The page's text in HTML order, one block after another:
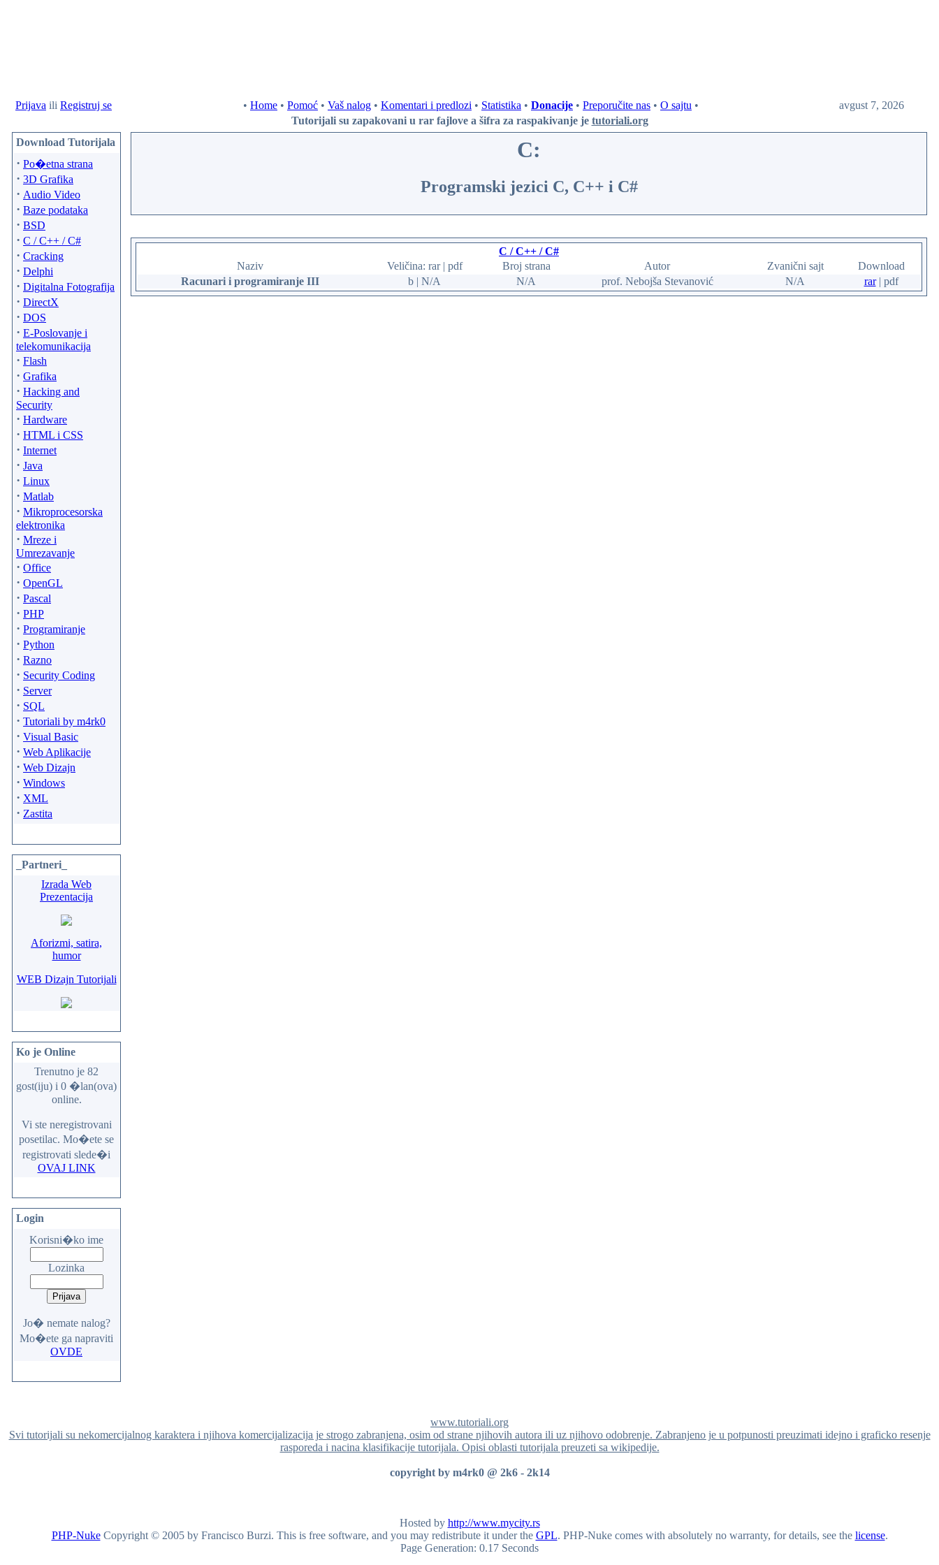
Prijava ili Registruj se • Home • Pomoć • Vaš nalog • Komentari i predlozi • Statistika • Donacije • Preporučite nas • O sajtu •
avgust 7, 2026
Tutorijali su zapakovani u rar fajlove a šifra za raspakivanje je tutoriali.org
Download Tutorijala
· Po�etna strana
· 3D Grafika
· Audio Video
· Baze podataka
· BSD
· C / C++ / C#
· Cracking
· Delphi
· Digitalna Fotografija
· DirectX
· DOS
· E-Poslovanje i
telekomunikacija
· Flash
· Grafika
· Hacking and
Security
· Hardware
· HTML i CSS
· Internet
· Java
· Linux
· Matlab
· Mikroprocesorska
elektronika
· Mreze i
Umrezavanje
· Office
· OpenGL
· Pascal
· PHP
· Programiranje
· Python
· Razno
· Security Coding
· Server
· SQL
· Tutoriali by m4rk0
· Visual Basic
· Web Aplikacije
· Web Dizajn
· Windows
· XML
· Zastita
_Partneri_
Izrada Web
Prezentacija
Aforizmi, satira,
humor
WEB Dizajn Tutorijali
Ko je Online
Trenutno je 82
gost(iju) i 0 �lan(ova)
online.
Vi ste neregistrovani
posetilac. Mo�ete se
registrovati slede�i
OVAJ LINK
Login
Korisni�ko ime
Lozinka
Jo� nemate nalog?
Mo�ete ga napraviti
OVDE
C:
Programski jezici C, C++ i C#
C / C++ / C#
Naziv
Veličina: rar | pdf Broj strana Autor Zvanični sajt
Download
Racunari i programiranje III
b | N/A N/A prof. Nebojša Stevanović N/A rar| pdf
www.tutoriali.org
Svi tutorijali su nekomercijalnog karaktera i njihova komercijalizacija je strogo zabranjena, osim od strane njihovih autora ili uz njihovo odobrenje. Zabranjeno je u potpunosti preuzimati idejno i graficko resenje
rasporeda i nacina klasifikacije tutorijala. Opisi oblasti tutorijala preuzeti sa wikipedije.
copyright by m4rk0 @ 2k6 - 2k14
Hosted by http://www.mycity.rs
PHP-NukeCopyright © 2005 by Francisco Burzi. This is free software, and you may redistribute it under the GPL. PHP-Nuke comes with absolutely no warranty, for details, see the license.
Page Generation: 0.17 Seconds